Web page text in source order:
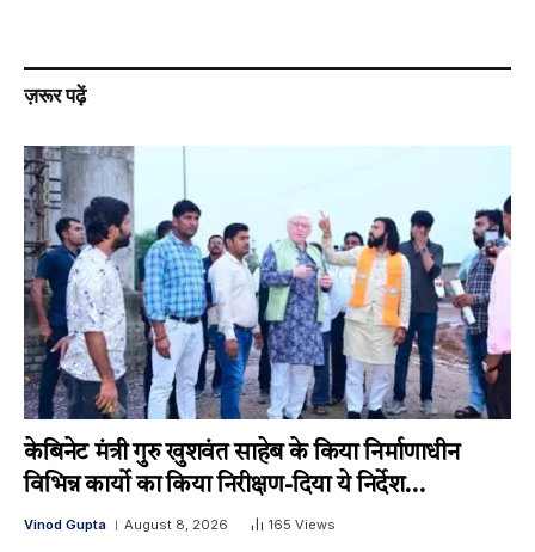
ज़रूर पढ़ें
केबिनेट मंत्री गुरु खुशवंत साहेब के किया निर्माणाधीन
विभिन्न कार्यो का किया निरीक्षण-दिया ये निर्देश…
Vinod Gupta August 8, 2026 165 Views